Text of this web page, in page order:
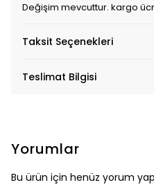
Değişim mevcuttur. kargo
Taksit Seçenekleri
Teslimat Bilgisi
Yorumlar
Bu ürün için henüz yorum